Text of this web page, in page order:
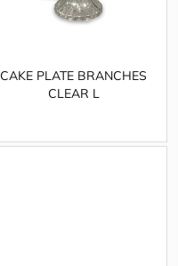
CAKE PLATE BRANCHES
CLEAR L